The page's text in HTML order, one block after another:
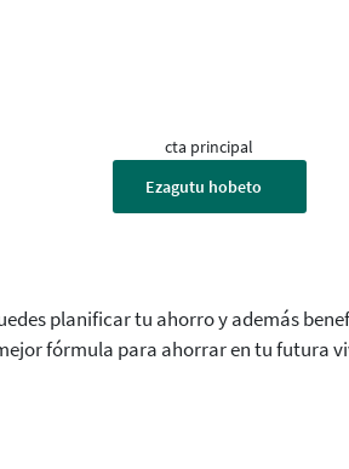
cta principal
Ezagutu hobeto
planificar tu ahorro y además
fórmula para ahorrar en tu futura